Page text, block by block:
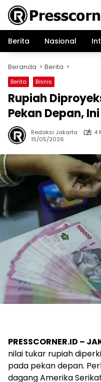
Langsung
konten
Berita
Nasional
Beranda Berita
Berita Bisnis
Rupiah
Pekan Depan,
Redaksi Jakarta
4
15/05/2026
PRESSCORNER.ID –
nilai tukar rupiah
pada pekan depan.
dagang Amerika